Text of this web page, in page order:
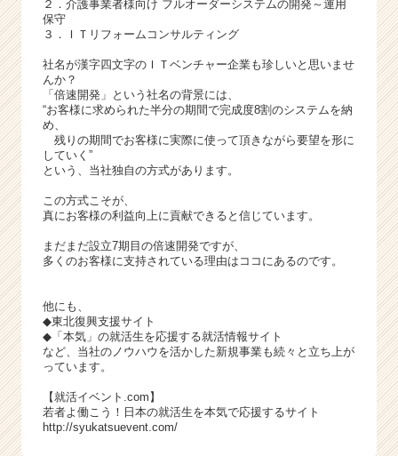
２．介護事業者様向け フルオーダーシステムの開発～運用
保守
３．ＩＴリフォームコンサルティング
社名が漢字四文字のＩＴベンチャー企業も珍しいと思いませ
んか？
「倍速開発」という社名の背景には、
“お客様に求められた半分の期間で完成度8割のシステムを納
め、
残りの期間でお客様に実際に使って頂きながら要望を形に
していく”
という、当社独自の方式があります。
この方式こそが、
真にお客様の利益向上に貢献できると信じています。
まだまだ設立7期目の倍速開発ですが、
多くのお客様に支持されている理由はココにあるのです。
他にも、
◆東北復興支援サイト
◆「本気」の就活生を応援する就活情報サイト
など、当社のノウハウを活かした新規事業も続々と立ち上が
っています。
【就活イベント.com】
若者よ働こう！日本の就活生を本気で応援するサイト
http://syukatsuevent.com/